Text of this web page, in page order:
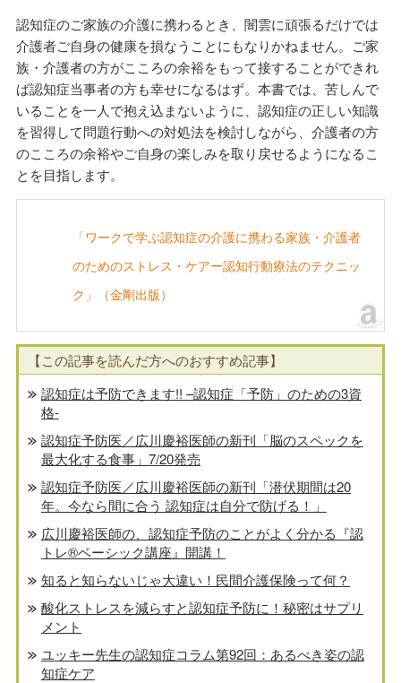
認知症のご家族の介護に携わるとき、闇雲に頑張るだけでは
介護者ご自身の健康を損なうことにもなりかねません。ご家
族・介護者の方がこころの余裕をもって接することができれ
ば認知症当事者の方も幸せになるはず。本書では、苦しんで
いることを一人で抱え込まないように、認知症の正しい知識
を習得して問題行動への対処法を検討しながら、介護者の方
のこころの余裕やご自身の楽しみを取り戻せるようになるこ
とを目指します。
「ワークで学ぶ認知症の介護に携わる家族・介護者
のためのストレス・ケアー認知行動療法のテクニッ
ク」（金剛出版）
【この記事を読んだ方へのおすすめ記事】
認知症は予防できます!! –認知症「予防」のための3資
格-
認知症予防医／広川慶裕医師の新刊「脳のスペックを
最大化する食事」7/20発売
認知症予防医／広川慶裕医師の新刊「潜伏期間は20
年。今なら間に合う 認知症は自分で防げる！」
広川慶裕医師の、認知症予防のことがよく分かる『認
トレ®️ベーシック講座』開講！
知ると知らないじゃ大違い！民間介護保険って何？
酸化ストレスを減らすと認知症予防に！秘密はサプリ
メント
ユッキー先生の認知症コラム第92回：あるべき姿の認
知症ケア